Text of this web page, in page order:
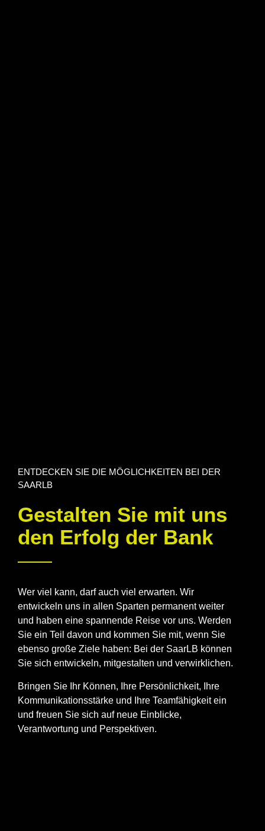
ENTDECKEN SIE DIE MÖGLICHKEITEN BEI DER
SAARLB
Gestalten Sie mit uns
den Erfolg der Bank
Wer viel kann, darf auch viel erwarten. Wir
entwickeln uns in allen Sparten permanent weiter
und haben eine spannende Reise vor uns. Werden
Sie ein Teil davon und kommen Sie mit, wenn Sie
ebenso große Ziele haben: Bei der SaarLB können
Sie sich entwickeln, mitgestalten und verwirklichen.
Bringen Sie Ihr Können, Ihre Persönlichkeit, Ihre
Kommunikationsstärke und Ihre Teamfähigkeit ein
und freuen Sie sich auf neue Einblicke,
Verantwortung und Perspektiven.